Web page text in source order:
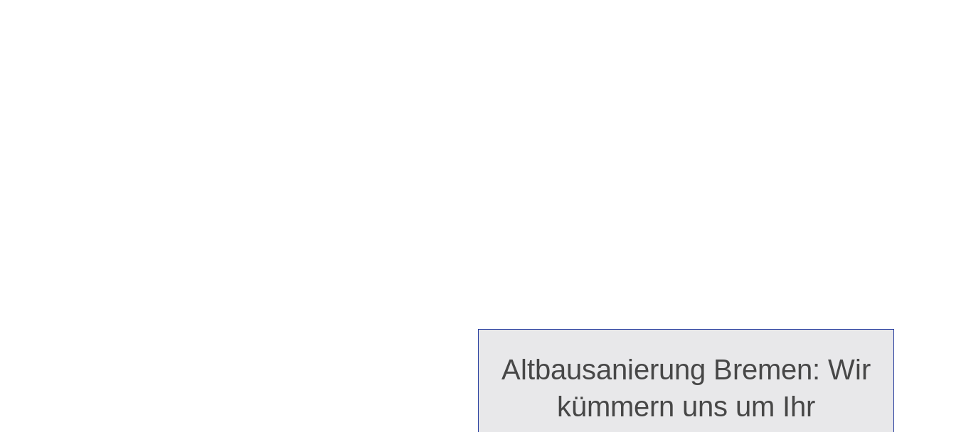
Altbausanierung Bremen: Wir
kümmern uns um Ihr